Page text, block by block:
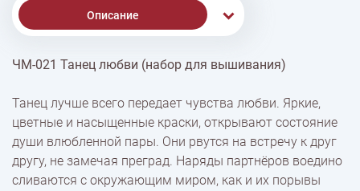
Описание
% Скидки
Доставка
Оплата
ЧМ-021 Танец любви (набор для вышивания)
Танец лучше всего передает чувства любви. Яркие,
цветные и насыщенные краски, открывают состояние
души влюбленной пары. Они рвутся на встречу к друг
другу, не замечая преград. Наряды партнёров воедино
сливаются с окружающим миром, как и их порывы